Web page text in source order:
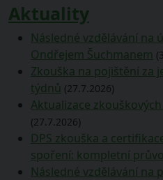
Aktuality
Následné vzdělávání na
Ondřejem Šuchmanem
Zkouška na pojištění za
týdnů (27.7.2026)
Aktualizace
(27.7.2026)
DPS zkouška a
spoření: kompletní
Následné vzdělávání na